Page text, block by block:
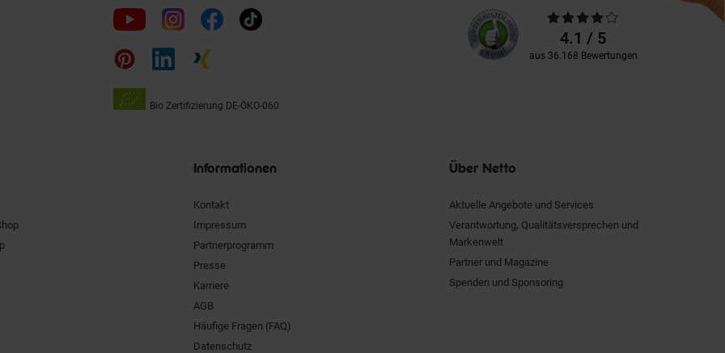
Folge
uns
auf
Bio Zertifizierung DE-ÖKO-060
Unsere
Kundenbewertungen
Durchschnittliche
Bewertungen4.1 / 5
aus 36.168 Bewertungen
Informationen
Kontakt
Impressum
Partnerprogramm
Presse
Karriere
AGB
Häufige Fragen (FAQ)
Datenschutz
Über Netto
Aktuelle Angebote und Services
Verantwortung, Qualitätsversprechen und
Markenwelt
Partner und Magazine
Spenden und Sponsoring